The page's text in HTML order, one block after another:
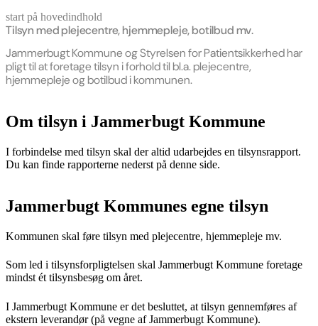
start på hovedindhold
Tilsyn med plejecentre, hjemmepleje, botilbud mv.
Jammerbugt Kommune og Styrelsen for Patientsikkerhed har
pligt til at foretage tilsyn i forhold til bl.a. plejecentre,
hjemmepleje og botilbud i kommunen.
senest opdateret 17. juli 2026
Om tilsyn i Jammerbugt Kommune
I forbindelse med tilsyn skal der altid udarbejdes en tilsynsrapport.
Du kan finde rapporterne nederst på denne side.
Jammerbugt Kommunes egne tilsyn
Kommunen skal føre tilsyn med plejecentre, hjemmepleje mv.
Som led i tilsynsforpligtelsen skal Jammerbugt Kommune foretage
mindst ét tilsynsbesøg om året.
I Jammerbugt Kommune er det besluttet, at tilsyn gennemføres af
ekstern leverandør (på vegne af Jammerbugt Kommune).